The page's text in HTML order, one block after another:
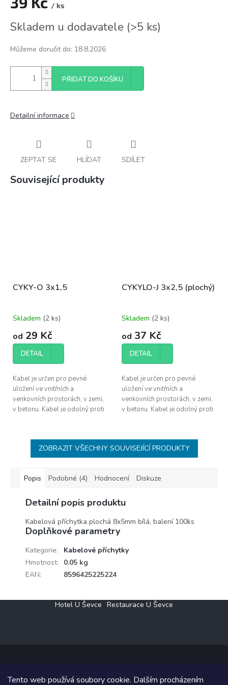
Tento web používá soubory cookie. Dalším procházením
/ ks
cena:
Skladem u dodavatele (>5 ks)
Můžeme doručit do: 18.8.2026
PŘIDAT DO KOŠÍKU
Detailní informace
ZEPTAT SE HLÍDAT SDÍLET
Související produkty
CYKY-O 3x1,5
Skladem (2 ks)
od 29 Kč
DETAIL
Kabel je určen pro pevné
uložení ve vnitřních a
venkovních prostorách, v zemi,
v betonu. Kabel je odolný proti
CYKYLO-J 3x2,5 (plochý)
Skladem (2 ks)
od 37 Kč
DETAIL
Kabel je určen pro pevné
uložení ve vnitřních a
venkovních prostorách, v zemi,
v betonu. Kabel je odolný proti
ZOBRAZIT VŠECHNY SOUVISEJÍCÍ PRODUKTY
Popis Podobné (4) Hodnocení Diskuze
Detailní popis produktu
Kabelová příchytka plochá 8x5mm bílá, balení 100ks
Doplňkové parametry
Kategorie:
Kabelové příchytky
Hmotnost:
0.05 kg
EAN: 8596425225224
Hotel U Ševce Restaurace U Ševce